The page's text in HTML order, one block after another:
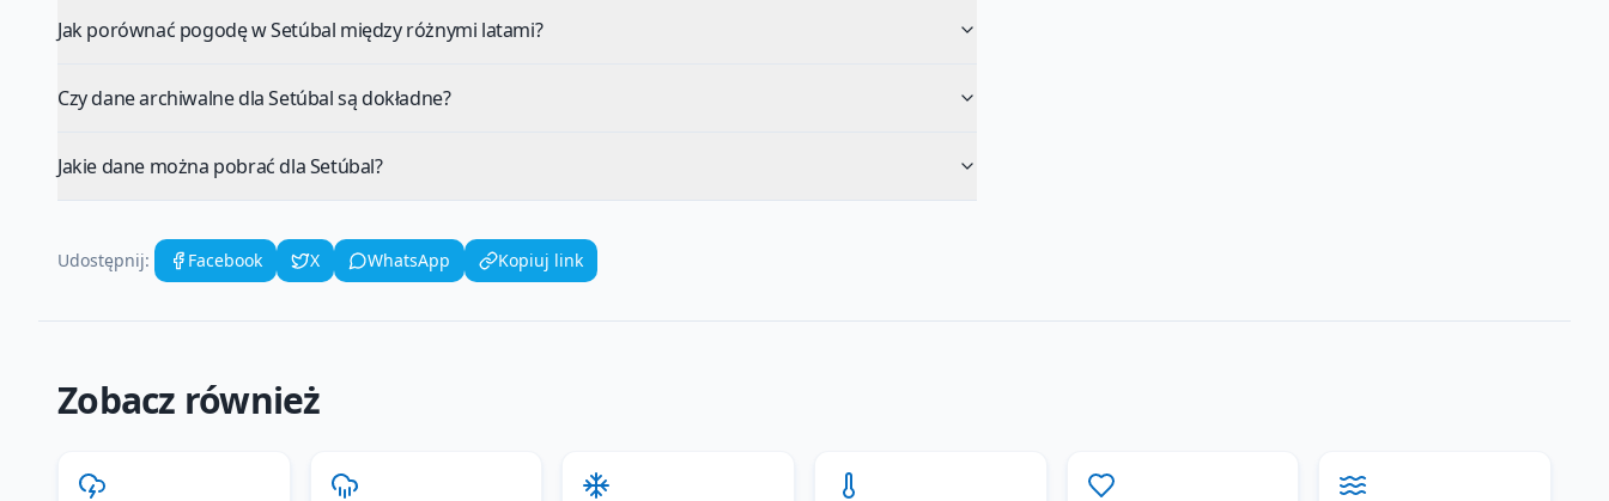
Jak porównać pogodę w Setúbal między różnymi latami?
Czy dane archiwalne dla Setúbal są dokładne?
Jakie dane można pobrać dla Setúbal?
Udostępnij: Facebook X WhatsApp Kopiuj link
Zobacz również